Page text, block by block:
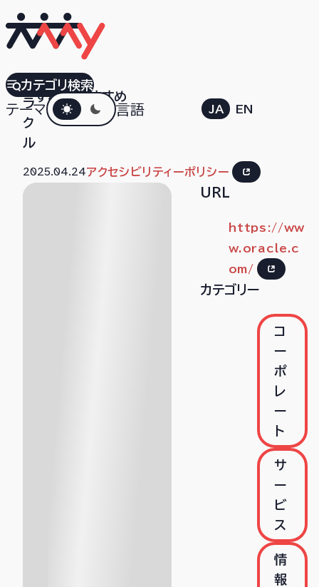
すべておすすめ
テーマダークモード言語 JA EN
カテゴリ検索
オ
ラ
ク
ル
2025.04.24アクセシビリティーポリシー
URL
https://ww
w.oracle.c
om/
カテゴリー
コ
ー
ポ
レ
ー
ト
サ
ー
ビ
ス
情
報